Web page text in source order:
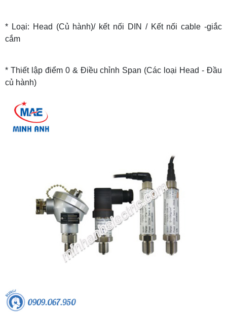
* Loại: Head (Củ hành)/ kết nối DIN / Kết nối cable -giắc
cắm
* Thiết lập điểm 0 & Điều chỉnh Span (Các loại Head - Đầu
củ hành)